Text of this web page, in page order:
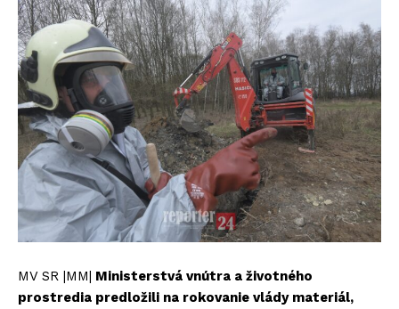
MV SR |MM| Ministerstvá vnútra a životného
prostredia predložili na rokovanie vlády materiál,